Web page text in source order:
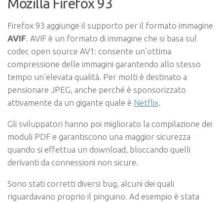
Mozilla Firefox 93
Firefox 93 aggiunge il supporto per il formato immagine
AVIF. AVIF è un formato di immagine che si basa sul
codec open source AV1: consente un’ottima
compressione delle immagini garantendo allo stesso
tempo un’elevata qualità. Per molti è destinato a
pensionare JPEG, anche perché è sponsorizzato
attivamente da un gigante quale è Netflix.
Gli sviluppatori hanno poi migliorato la compilazione dei
moduli PDF e garantiscono una maggior sicurezza
quando si effettua un download, bloccando quelli
derivanti da connessioni non sicure.
Sono stati corretti diversi bug, alcuni dei quali
riguardavano proprio il pinguino. Ad esempio è stata